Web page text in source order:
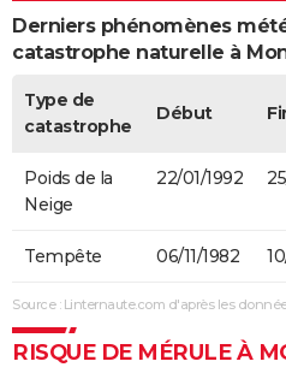
Derniers phénomènes
catastrophe naturelle à
Type de
catastrophe
Début
Poids de la
Neige
22/01/1992
Tempête 06/11/1982
Source : Linternaute.com d'après les
RISQUE DE MÉRULE À